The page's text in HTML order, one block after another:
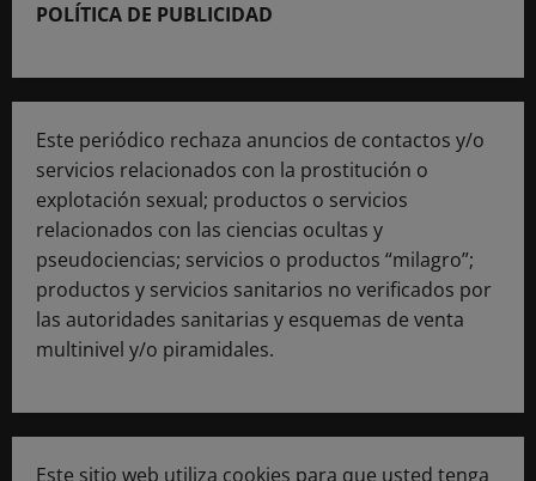
POLÍTICA DE PUBLICIDAD
Este periódico rechaza anuncios de contactos y/o
servicios relacionados con la prostitución o
explotación sexual; productos o servicios
relacionados con las ciencias ocultas y
pseudociencias; servicios o productos “milagro”;
productos y servicios sanitarios no verificados por
las autoridades sanitarias y esquemas de venta
multinivel y/o piramidales.
Este sitio web utiliza cookies para que usted tenga